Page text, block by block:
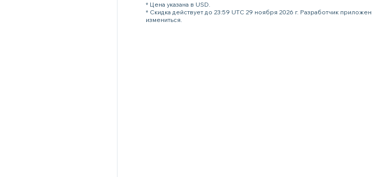
* Цена указана в USD.
* Скидка действует до 23:59 UTC 29 ноября 2026 г. Разработчик
измениться.